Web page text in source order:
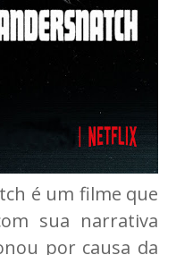
é um filme que
sua narrativa
por causa da